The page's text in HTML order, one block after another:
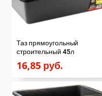
Таз прямоугольный
строительный 45л
16,85 руб.